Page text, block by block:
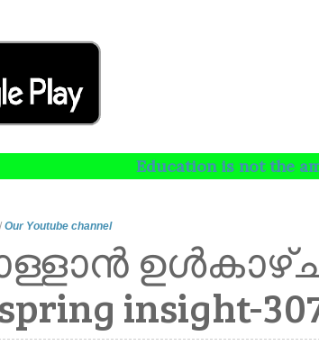
Education is not the amount
Our Youtube channel
insight-